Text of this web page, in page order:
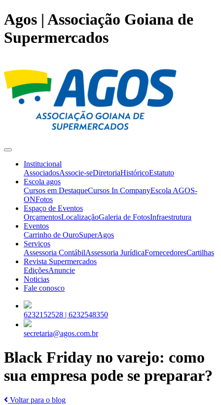
Agos | Associação Goiana de
Supermercados
Institucional
AssociadosAssocie-seDiretoriaHistóricoEstatuto
Escola agos
Cursos em DestaqueCursos In CompanyEscola AGOS-
ONFotos
Espaço de Eventos
OrçamentosLocalizaçãoGaleria de FotosInfraestrutura
Eventos
Carrinho de OuroSuperAgos
Serviços
Assessoria ContábilAssessoria JurídicaFornecedoresCartilhas
Revista Supermercados
EdiçõesAnuncie
Noticias
Fale conosco
6232152528 | 6232548350
secretaria@agos.com.br
Black Friday no varejo: como
sua empresa pode se preparar?
Voltar para o blog